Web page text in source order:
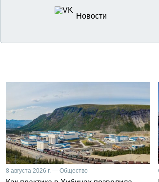
Новости
8 августа 2026 г. — Общество